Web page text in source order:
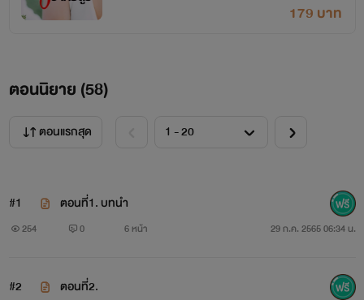
179 บาท
ตอนนิยาย (58)
ตอนแรกสุด
#1 ตอนที่1. บทนำ
254 0 6 หน้า 29 ก.ค. 2565 06:34 น.
#2 ตอนที่2.